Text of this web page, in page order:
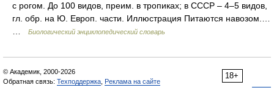
с рогом. До 100 видов, преим. в тропиках; в СССР – 4–5 видов,
гл. обр. на Ю. Европ. части. Иллюстрация Питаются навозом.…
Биологический энциклопедический словарь
18+
© Академик, 2000-2026
Обратная связь: Техподдержка Реклама на сайте